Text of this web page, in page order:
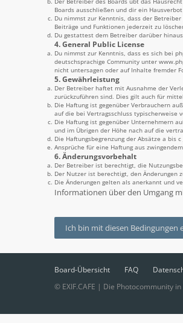
Boards ausschließen und dir ein
Du nimmst zur Kenntnis, dass der
Beiträge und Funktionen jederzeit zu
Du gestattest dem Betreiber darüber
4. General Public License
Du nimmst zur Kenntnis, dass es sich bei
deutschsprachige Community unter
nicht untersagen oder auf Inhalte fremder
5. Gewährleistung
Der Betreiber haftet mit Ausnahme der
zurückzuführen sind. Dies gilt auch für
Die Haftung ist gegenüber Verbrauchern
auf die bei Vertragsschluss typischerweise
Die Haftung ist gegenüber Unternehmern
und im Übrigen der Höhe nach auf die
Die Haftungsbegrenzung der Absätze a bis
Ansprüche für eine Haftung aus
6. Änderungsvorbehalt
Der Betreiber ist berechtigt, die
Der Nutzer ist berechtigt, den Änderungen
Die Änderungen gelten als anerkannt und
Informationen über den Umgang
Board-Übersicht FAQ
© EXIF.CAFE | Die Photocommunity